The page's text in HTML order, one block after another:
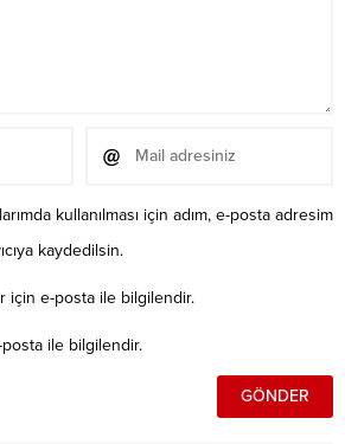
kullanılması için adım, e-posta adresim
kaydedilsin.
için e-posta ile bilgilendir.
ile bilgilendir.